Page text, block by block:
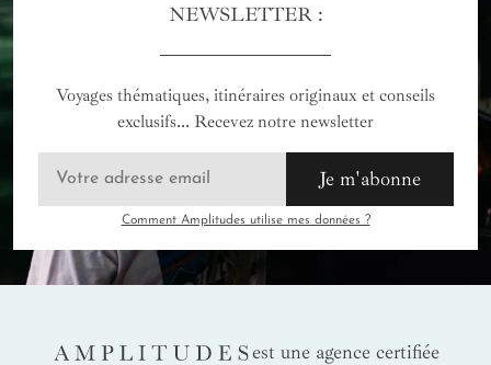
NEWSLETTER :
Voyages thématiques, itinéraires originaux et conseils
exclusifs... Recevez notre newsletter
Je m'abonne
Comment Amplitudes utilise mes données ?
AMPLITUDES
est une agence certifiée